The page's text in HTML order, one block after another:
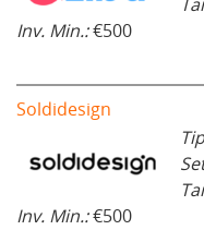
Inv. Min.:€500
Soldidesign
Inv. Min.:€500